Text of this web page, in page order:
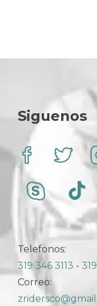
Siguenos
Telefonos:
319 346 3113 -
Correo: